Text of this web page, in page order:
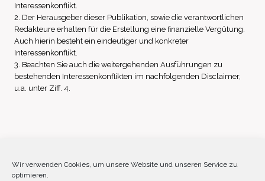
Wir verwenden Cookies, um unsere Website und unseren Service zu
optimieren.
Interessenkonflikt.
2. Der Herausgeber dieser Publikation, sowie die verantwortlichen
Redakteure erhalten für die Erstellung eine finanzielle Vergütung.
Auch hierin besteht ein eindeutiger und konkreter
Interessenkonflikt.
3. Beachten Sie auch die weitergehenden Ausführungen zu
bestehenden Interessenkonflikten im nachfolgenden Disclaimer,
u.a. unter Ziff. 4.
Impressum Datenschutz Disclaimer